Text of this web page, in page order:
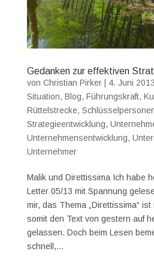
Gedanken zur effektiven
von Christian Pirker| 4. Juni 2013
Situation, Blog, Führungskraft,
Rüttelstrecke,
Strategieentwicklung,
Unternehmensentwicklung,
Unternehmer
Malik und Direttissima Ich habe
Letter 05/13 mit Spannung
mir, das Thema „Direttissima“
somit den Text von gestern auf
gelassen. Doch beim Lesen
schnell,...